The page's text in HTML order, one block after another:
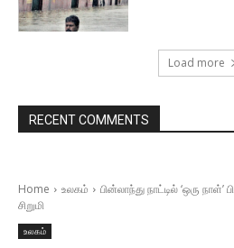
Load more
RECENT COMMENTS